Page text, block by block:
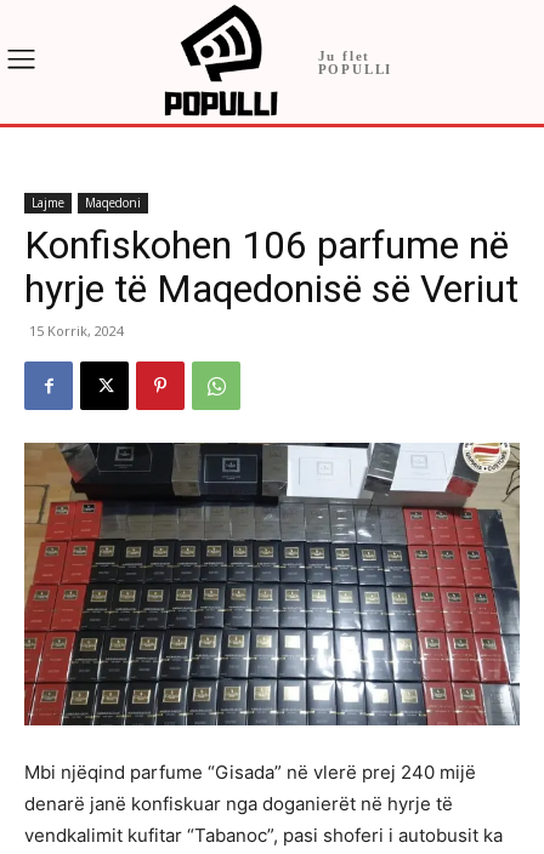
Ju flet
POPULLI
Lajme Maqedoni
Konfiskohen 106 parfume në
hyrje të Maqedonisë së Veriut
15 Korrik, 2024
Mbi njëqind parfume “Gisada” në vlerë prej 240 mijë
denarë janë konfiskuar nga doganierët në hyrje të
vendkalimit kufitar “Tabanoc”, pasi shoferi i autobusit ka